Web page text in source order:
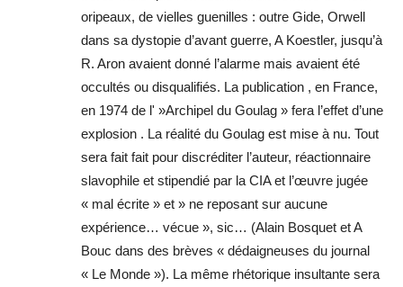
oripeaux, de vielles guenilles : outre Gide, Orwell
dans sa dystopie d’avant guerre, A Koestler, jusqu’à
R. Aron avaient donné l’alarme mais avaient été
occultés ou disqualifiés. La publication , en France,
en 1974 de l' »Archipel du Goulag » fera l’effet d’une
explosion . La réalité du Goulag est mise à nu. Tout
sera fait fait pour discréditer l’auteur, réactionnaire
slavophile et stipendié par la CIA et l’œuvre jugée
« mal écrite » et » ne reposant sur aucune
expérience… vécue », sic… (Alain Bosquet et A
Bouc dans des brèves « dédaigneuses du journal
« Le Monde »). La même rhétorique insultante sera